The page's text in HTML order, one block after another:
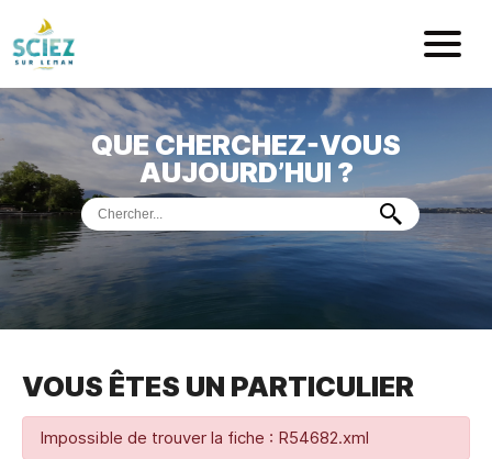
Mairie de
ACCUEIL
VOTREMAIRIE
VIEPRATIQUE
PORTDE PLAISANCE
MUSÉEDE PRÉHISTOIRE ET GÉOLOGIE
QUE CHERCHEZ-VOUS
AUJOURD’HUI ?
VOUS ÊTES UN PARTICULIER
Impossible de trouver la fiche : R54682.xml